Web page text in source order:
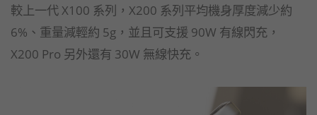
較上一代 X100 系列，X200 系列平均機身厚度減少約
6%、重量減輕約 5g，並且可支援 90W 有線閃充，
X200 Pro 另外還有 30W 無線快充。